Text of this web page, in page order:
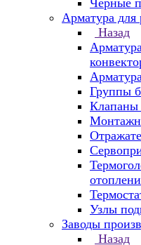
Черные
Арматура для
Назад
Группы
Клапаны
Узлы
Заводы
Назад